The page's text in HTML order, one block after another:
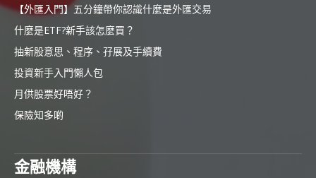
【外匯入門】五分鐘帶你認識什麼是外匯交易
什麼是ETF?新手該怎麼買？
抽新股意思、程序、孖展及手續費
投資新手入門懶人包
月供股票好唔好？
保險知多啲
金融機構